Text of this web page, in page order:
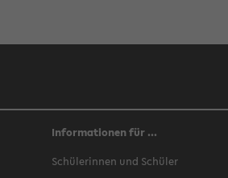
Informationen für ...
Schülerinnen und Schüler